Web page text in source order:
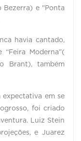
Bezerra) e "Ponta
havia cantado,
Moderna”(
Brant), também
expectativa em se
foi criado
Luiz Stein
e Juarez